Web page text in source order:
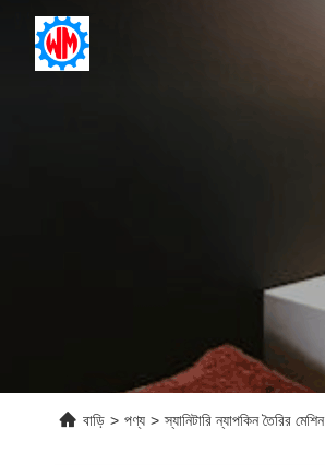
বাড়ি > পণ্য > স্যানিটারি ন্যাপকিন তৈরির মেশিন